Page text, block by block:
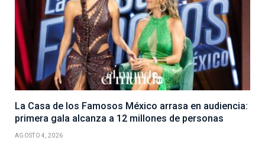
La Casa de los Famosos México arrasa en audiencia:
primera gala alcanza a 12 millones de personas
AGOSTO 4, 2026